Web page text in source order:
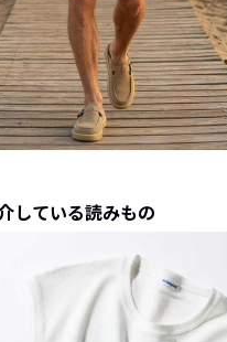
している読みもの